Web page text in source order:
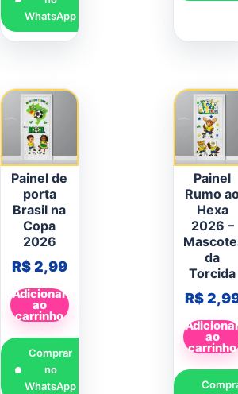
WhatsApp
Painel de
porta
Brasil na
Copa
2026
R$2,99
Adicionar
ao
carrinho
Comprar
no
WhatsApp
Painel
Rumo
Hexa
2026 –
da
Torcida
R$
ao
carrinho